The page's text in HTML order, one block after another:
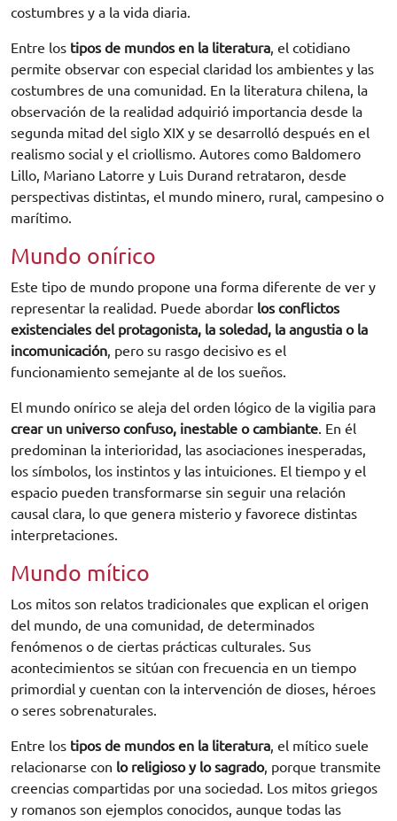
costumbres y a la vida diaria.
Entre los tipos de mundos en la literatura, el cotidiano
permite observar con especial claridad los ambientes y las
costumbres de una comunidad. En la literatura chilena, la
observación de la realidad adquirió importancia desde la
segunda mitad del siglo XIX y se desarrolló después en el
realismo social y el criollismo. Autores como Baldomero
Lillo, Mariano Latorre y Luis Durand retrataron, desde
perspectivas distintas, el mundo minero, rural, campesino o
marítimo.
Mundo onírico
Este tipo de mundo propone una forma diferente de ver y
representar la realidad. Puede abordar los conflictos
existenciales del protagonista, la soledad, la angustia o la
incomunicación, pero su rasgo decisivo es el
funcionamiento semejante al de los sueños.
El mundo onírico se aleja del orden lógico de la vigilia para
crear un universo confuso, inestable o cambiante. En él
predominan la interioridad, las asociaciones inesperadas,
los símbolos, los instintos y las intuiciones. El tiempo y el
espacio pueden transformarse sin seguir una relación
causal clara, lo que genera misterio y favorece distintas
interpretaciones.
Mundo mítico
Los mitos son relatos tradicionales que explican el origen
del mundo, de una comunidad, de determinados
fenómenos o de ciertas prácticas culturales. Sus
acontecimientos se sitúan con frecuencia en un tiempo
primordial y cuentan con la intervención de dioses, héroes
o seres sobrenaturales.
Entre los tipos de mundos en la literatura, el mítico suele
relacionarse con lo religioso y lo sagrado, porque transmite
creencias compartidas por una sociedad. Los mitos griegos
y romanos son ejemplos conocidos, aunque todas las